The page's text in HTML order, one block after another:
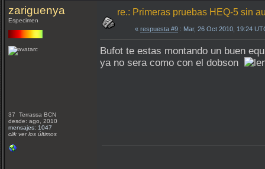
zariguenya
Especimen
37 Terrassa BCN
desde: ago, 2010
mensajes: 1047
clik ver los últimos
re.: Primeras pruebas HEQ-5 sin
« respuesta #9 : Mar, 26 Oct 2010, 19:24
Bufot te estas montando un buen
ya no sera como con el dobson